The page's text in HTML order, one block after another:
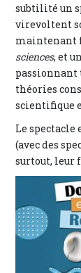
subtilité un
virevoltent
maintenant
sciences, et
passionnant
théories
scientifique
Le
(avec des
surtout, leur